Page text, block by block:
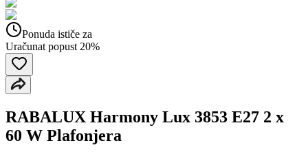
Ponuda ističe za
Uračunat popust 20%
RABALUX Harmony Lux 3853 E27 2 x
60 W Plafonjera